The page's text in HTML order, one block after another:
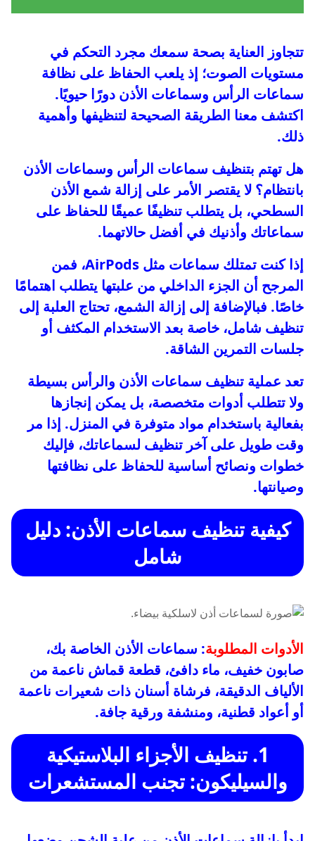
تتجاوز العناية بصحة سمعك مجرد التحكم في
مستويات الصوت؛ إذ يلعب الحفاظ على نظافة
سماعات الرأس وسماعات الأذن دورًا حيويًا.
اكتشف معنا الطريقة الصحيحة لتنظيفها وأهمية
ذلك.
هل تهتم بتنظيف سماعات الرأس وسماعات الأذن
بانتظام؟ لا يقتصر الأمر على إزالة شمع الأذن
السطحي، بل يتطلب تنظيفًا عميقًا للحفاظ على
سماعاتك وأذنيك في أفضل حالاتهما.
إذا كنت تمتلك سماعات مثل AirPods، فمن
المرجح أن الجزء الداخلي من علبتها يتطلب اهتمامًا
خاصًا. فبالإضافة إلى إزالة الشمع، تحتاج العلبة إلى
تنظيف شامل، خاصة بعد الاستخدام المكثف أو
جلسات التمرين الشاقة.
تعد عملية تنظيف سماعات الأذن والرأس بسيطة
ولا تتطلب أدوات متخصصة، بل يمكن إنجازها
بفعالية باستخدام مواد متوفرة في المنزل. إذا مر
وقت طويل على آخر تنظيف لسماعاتك، فإليك
خطوات ونصائح أساسية للحفاظ على نظافتها
وصيانتها.
كيفية تنظيف سماعات الأذن: دليل
شامل
الأدوات المطلوبة: سماعات الأذن الخاصة بك،
صابون خفيف، ماء دافئ، قطعة قماش ناعمة من
الألياف الدقيقة، فرشاة أسنان ذات شعيرات ناعمة
أو أعواد قطنية، ومنشفة ورقية جافة.
1. تنظيف الأجزاء البلاستيكية
والسيليكون: تجنب المستشعرات